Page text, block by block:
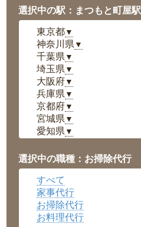
選択中の駅：まつもと町屋駅
東京都▼
神奈川県 ▼
千葉県 ▼
埼玉県 ▼
大阪府▼
兵庫県 ▼
京都府▼
宮城県 ▼
愛知県 ▼
岡山県▼
広島県▼
沖縄県
選択中の職種：お掃除代行
すべて
家事代行
お掃除代行
お料理代行